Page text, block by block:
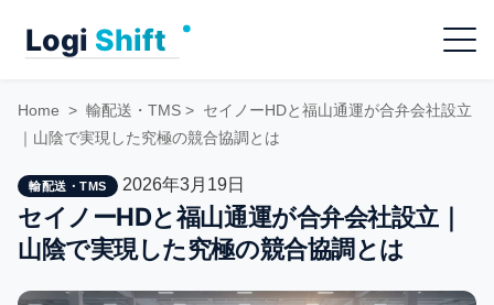
Menu
Home > 輸配送・TMS > セイノーHDと福山通運が合弁会社設立
｜山陰で実現した究極の競合協調とは
輸配送・TMS 2026年3月19日
セイノーHDと福山通運が合弁会社設立｜
山陰で実現した究極の競合協調とは